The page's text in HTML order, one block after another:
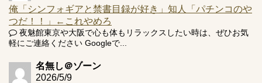
俺「シンフォギアと禁書目録が好き」知人「パチンコのや
つだ！！」←これやめろ
夜魅館東京や大阪で心も体もリラックスしたい時は、ぜひお気
軽にご連絡ください Googleで...
名無し＠ゾーン
2026/5/9